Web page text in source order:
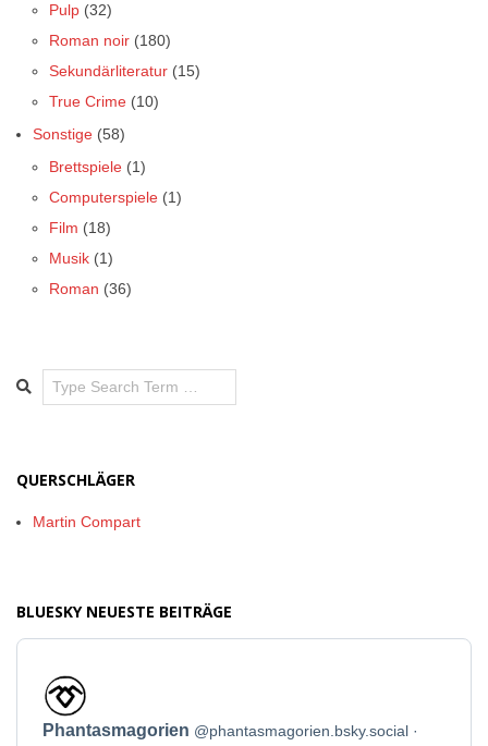
Pulp (32)
Roman noir (180)
Sekundärliteratur (15)
True Crime (10)
Sonstige (58)
Brettspiele (1)
Computerspiele (1)
Film (18)
Musik (1)
Roman (36)
Search
QUERSCHLÄGER
Martin Compart
BLUESKY NEUESTE BEITRÄGE
Beitrag
von
Phantasmagorien
auf
Phantasmagorien @phantasmagorien.bsky.social